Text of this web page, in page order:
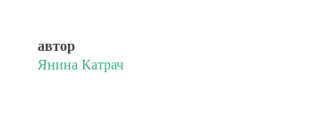
автор
Янина Катрач